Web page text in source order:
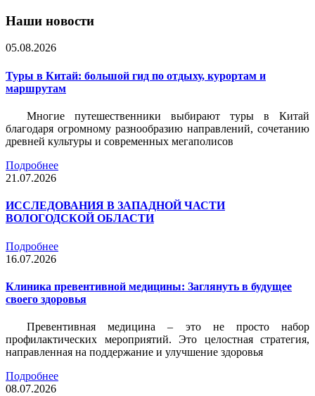
Наши новости
05.08.2026
Туры в Китай: большой гид по отдыху, курортам и
маршрутам
Многие путешественники выбирают туры в Китай
благодаря огромному разнообразию направлений, сочетанию
древней культуры и современных мегаполисов
Подробнее
21.07.2026
ИССЛЕДОВАНИЯ В ЗАПАДНОЙ ЧАСТИ
ВОЛОГОДСКОЙ ОБЛАСТИ
Подробнее
16.07.2026
Клиника превентивной медицины: Заглянуть в будущее
своего здоровья
Превентивная медицина – это не просто набор
профилактических мероприятий. Это целостная стратегия,
направленная на поддержание и улучшение здоровья
Подробнее
08.07.2026